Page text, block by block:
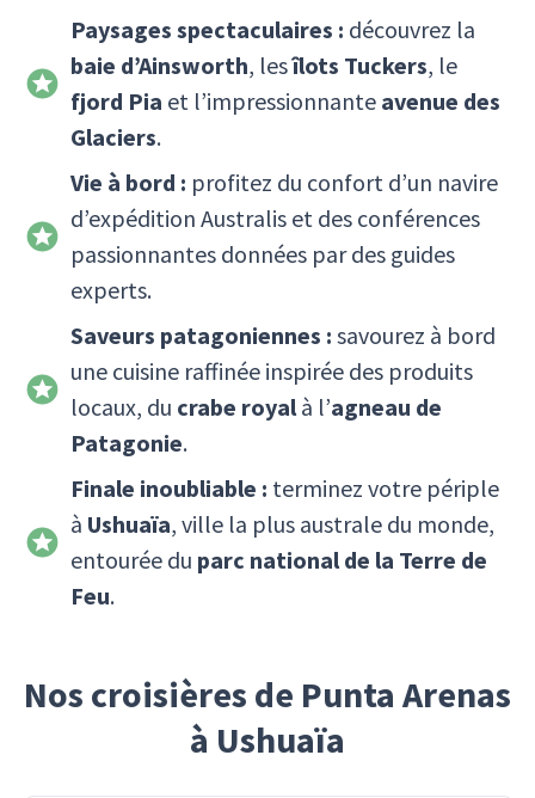
Paysages spectaculaires : découvrez la
baie d’Ainsworth, lesîlots Tuckers, le
fjord Pia et l’impressionnante avenue des
Glaciers.
Vie à bord : profitez du confort d’un navire
d’expédition Australis et des conférences
passionnantes données par des guides
experts.
Saveurs patagoniennes : savourez à bord
une cuisine raffinée inspirée des produits
locaux, du crabe royalà l’agneau de
Patagonie.
Finale inoubliable : terminez votre périple
à Ushuaïa, ville la plus australe du monde,
entourée du parc national de la Terre de
Feu.
Nos croisières de Punta Arenas
à Ushuaïa